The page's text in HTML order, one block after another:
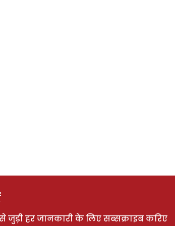
जुड़ी हर जानकारी के लिए सब्सक्राइब करिए